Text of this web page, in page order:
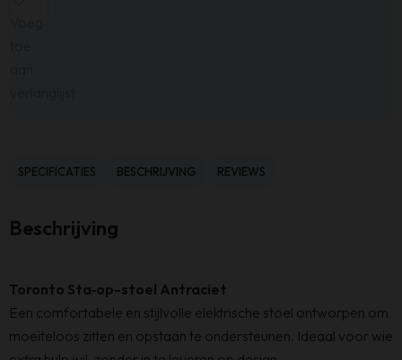
SPECIFICATIES BESCHRIJVING REVIEWS
Beschrijving
Toronto Sta‑op-stoel Antraciet
Een comfortabele en stijlvolle elektrische stoel ontworpen om
moeiteloos zitten en opstaan te ondersteunen. Ideaal voor wie